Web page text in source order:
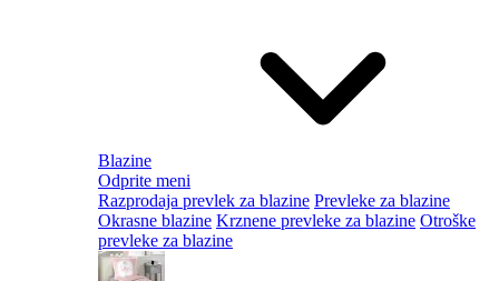
Blazine
Odprite meni
Razprodaja prevlek za blazine Prevleke za blazine
Okrasne blazine Krznene prevleke za blazine Otroške
prevleke za blazine